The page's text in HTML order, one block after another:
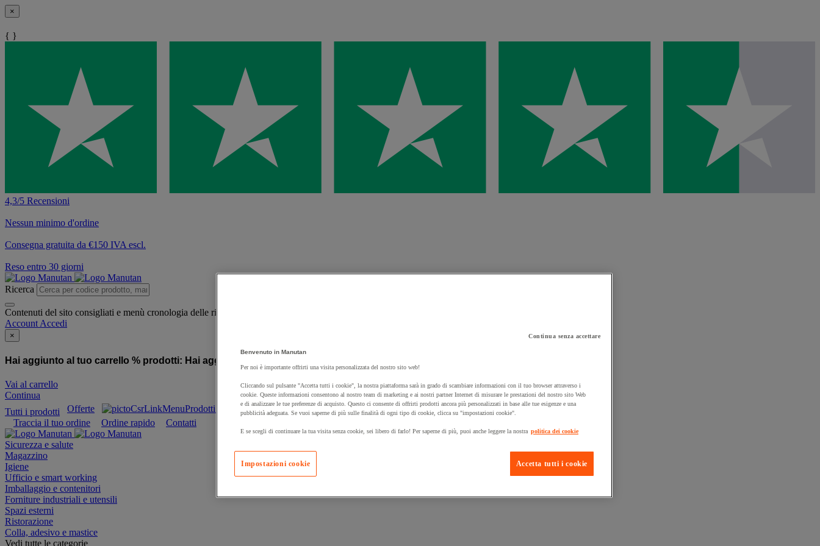
×
{ }
4,3/5 Recensioni
Nessun minimo d'ordine
Consegna gratuita da €150 IVA escl.
Reso entro 30 giorni
Ricerca
Contenuti del sito consigliati e menù cronologia delle ricerche
Account Accedi
×
Hai aggiunto al tuo carrello % prodotti: Hai aggiunto al tuo carrello un prodotto:
Vai al carrello
Continua
Tutti i prodotti
Offerte Prodotti sostenibili Manutan Expert
Prodotti in pronta consegna
Traccia il tuo ordine
Ordine rapido Contatti
Sicurezza e salute
Magazzino
Igiene
Ufficio e smart working
Imballaggio e contenitori
Forniture industriali e utensili
Spazi esterni
Ristorazione
Colla, adesivo e mastice
Vedi tutte le categorie
Continua senza accettare
Benvenuto in Manutan
Per noi è importante offrirti una visita personalizzata del nostro sito web!
Cliccando sul pulsante "Accetta tutti i cookie", la nostra piattaforma sarà in grado di scambiare informazioni con il tuo browser attraverso i
cookie. Queste informazioni consentono al nostro team di marketing e ai nostri partner Internet di misurare le prestazioni del nostro sito Web
e di analizzare le tue preferenze di acquisto. Questo ci consente di offrirti prodotti ancora più personalizzati in base alle tue esigenze e una
pubblicità adeguata. Se vuoi saperne di più sulle finalità di ogni tipo di cookie, clicca su "impostazioni cookie".
E se scegli di continuare la tua visita senza cookie, sei libero di farlo! Per saperne di più, puoi anche leggere la nostra politica dei cookie
Accetta tutti i cookie
Impostazioni cookie